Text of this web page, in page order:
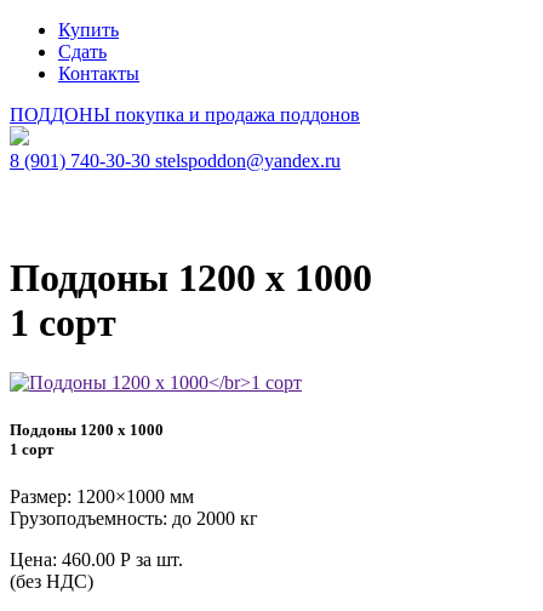
Купить
Сдать
Контакты
ПОДДОНЫ покупка и продажа поддонов
8 (901) 740-30-30 stelspoddon@yandex.ru
Поддоны 1200 х 1000
1 сорт
Поддоны 1200 х 1000
1 сорт
Размер: 1200×1000 мм
Грузоподъемность: до 2000 кг
Цена: 460.00 Р за шт.
(без НДС)